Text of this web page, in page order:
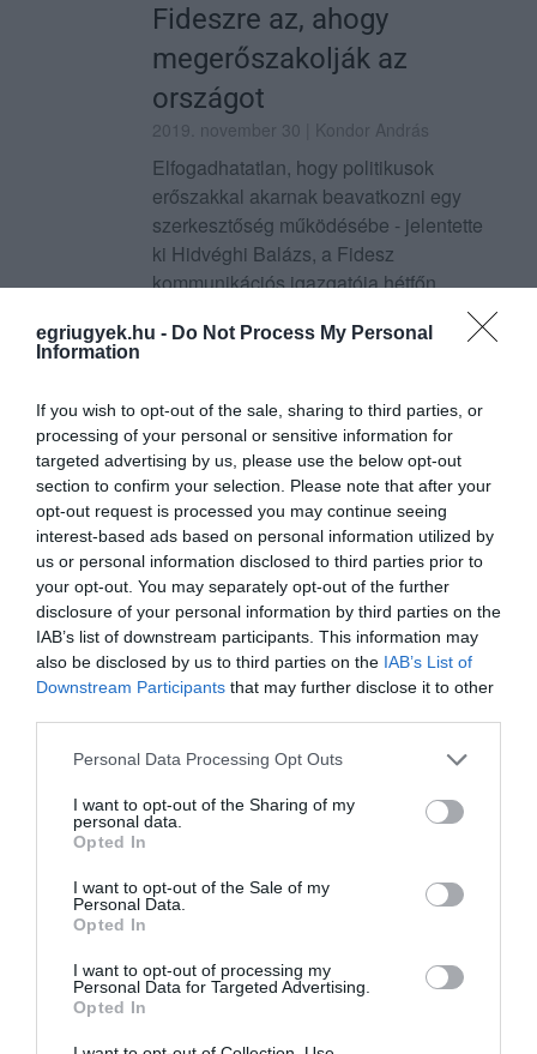
egriugyek.hu - Do Not Process My Personal
Information
If you wish to opt-out of the sale, sharing to third parties, or
processing of your personal or sensitive information for
targeted advertising by us, please use the below opt-out
section to confirm your selection. Please note that after your
opt-out request is processed you may continue seeing
interest-based ads based on personal information utilized by
us or personal information disclosed to third parties prior to
your opt-out. You may separately opt-out of the further
disclosure of your personal information by third parties on the
IAB’s list of downstream participants. This information may
also be disclosed by us to third parties on the IAB’s List of
Downstream Participants that may further disclose it to other
Please note that this website/app uses one or more Google
not limited to your visit or usage behaviour. You may click to
grant or deny consent to Google and its third-party tags to
use your data for below specified purposes in below Google
consent section.
Personal Data Processing Opt Outs
I want to opt-out of the Sharing of my
personal data.
Opted In
I want to opt-out of the Sale of my
Personal Data.
Opted In
I want to opt-out of processing my
Personal Data for Targeted Advertising.
Opted In
Fideszre az, ahogy
megerőszakolják az
országot
2019. november 30 | Kondor András
Elfogadhatatlan, hogy politikusok
erőszakkal akarnak beavatkozni egy
szerkesztőség működésébe - jelentette
ki Hidvéghi Balázs, a Fidesz
kommunikációs igazgatója hétfőn
TOVÁBB...
Egriek, így szórja el fideszes
seggnyalásra a városi TV az
adóforintjainkat!
2019. november 30| Kondor András
Napok óta attól hangos a magyar sajtó,
hogy ellenzéki képviselők a tüntetők által
megfogalmazott petíciót szeretnének
beolvasni a közmédiában. Ott, ahol a
Fidesz-propaganda odáig süllyedt, hogy
már...
Tüntetés után Egerben:
hazugsággyár, mocskos
lejáratásba keztek
Egerben három, a fideszhez köthető
megvett, majd nemrég a Fidesznek